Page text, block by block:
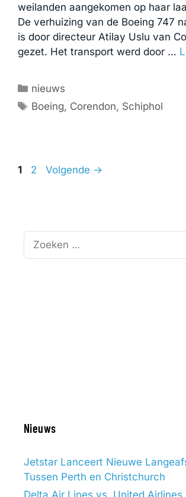
weilanden aangekomen op haar
De verhuizing van de Boeing 747
is door directeur Atilay Uslu van
gezet. Het transport werd door …
Categorieën
nieuws
Tags
Boeing, Corendon, Schiphol
Pagina
1 Pagina
2 Volgende →
Zoek
Nieuws
Jetstar Lanceert Nieuwe
Tussen Perth en Christchurch
Delta Air Lines vs. United